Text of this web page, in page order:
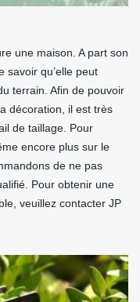
une maison. A part son
savoir qu’elle peut
terrain. Afin de pouvoir
décoration, il est très
de taillage. Pour
encore plus sur le
de ne pas
Pour obtenir une
veuillez contacter JP